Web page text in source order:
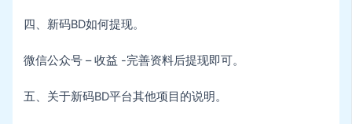
四、新码BD如何提现。
微信公众号 – 收益 -完善资料后提现即可。
五、关于新码BD平台其他项目的说明。